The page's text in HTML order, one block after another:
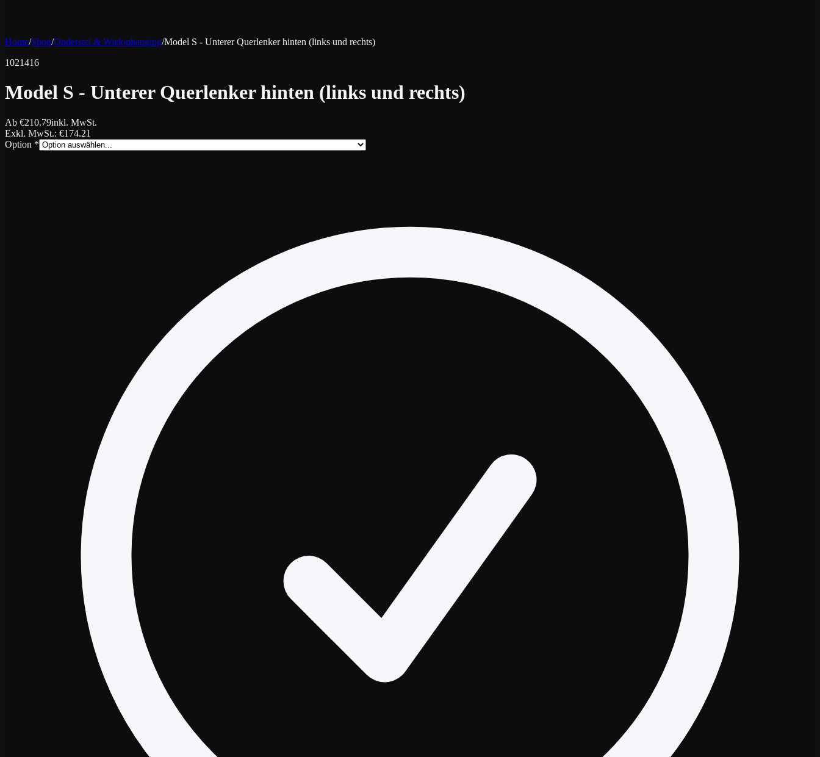
Home/Shop/Onderstel & Wielophanging/Model S - Unterer Querlenker hinten (links und rechts)
1021416
Model S - Unterer Querlenker hinten (links und rechts)
Ab €210.79inkl. MwSt.
Exkl. MwSt.: €174.21
Option *